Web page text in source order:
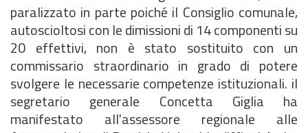
paralizzato in parte poiché il Consiglio comunale,
autoscioltosi con le dimissioni di 14 componenti su
20 effettivi, non è stato sostituito con un
commissario straordinario in grado di potere
svolgere le necessarie competenze istituzionali. il
segretario generale Concetta Giglia ha
manifestato all'assessore regionale alle